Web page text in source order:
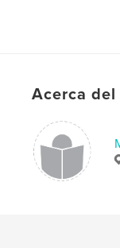
Idioma
Beetles
Ladybirds
Acerca